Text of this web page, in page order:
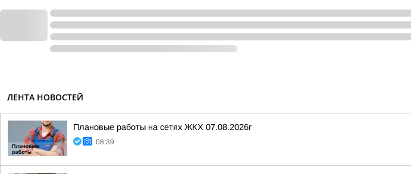
ЛЕНТА НОВОСТЕЙ
Плановые работы на сетях ЖКХ 07.08.2026г
08:39